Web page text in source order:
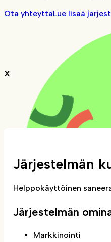
Ota yhteyttäLue lisää
X
Järjestelmän
Helppokäyttöinen
Järjestelmän
Markkinointi